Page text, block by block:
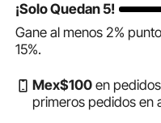
¡Solo Quedan 5!
Gane al menos 2%
15%.
Mex$100 en
primeros pedidos en